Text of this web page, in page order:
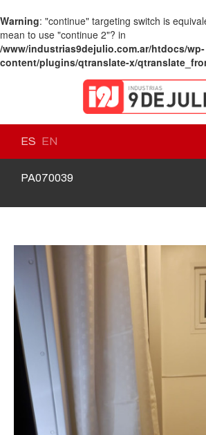
Warning: "continue" targeting switch is
mean to use "continue 2"? in
/www/industrias9dejulio.com.ar/htdocs/wp-
content/plugins/qtranslate-x/
ES EN
PA070039